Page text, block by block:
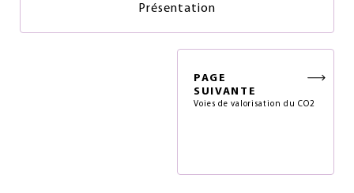
Présentation
PAGE
SUIVANTE
Voies de valorisation du CO2